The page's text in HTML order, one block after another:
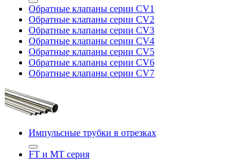
Обратные клапаны серии CV1
Обратные клапаны серии CV2
Обратные клапаны серии CV3
Обратные клапаны серии CV4
Обратные клапаны серии CV5
Обратные клапаны серии CV6
Обратные клапаны серии CV7
Импульсные трубки в отрезках
FT и MT серия